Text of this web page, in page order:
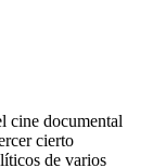
cine documental
cierto
de varios